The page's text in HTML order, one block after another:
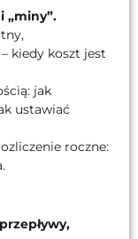
„miny”.
kiedy koszt jest
jak
ustawiać
roczne: